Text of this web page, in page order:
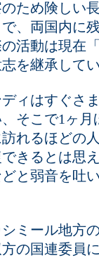
ため険しい
、両国内に
活動は現在
を継承して
ィはすぐさ
そこで1ヶ月
れるほどの
きるとは思
と弱音を吐
ミール地方
の国連委員